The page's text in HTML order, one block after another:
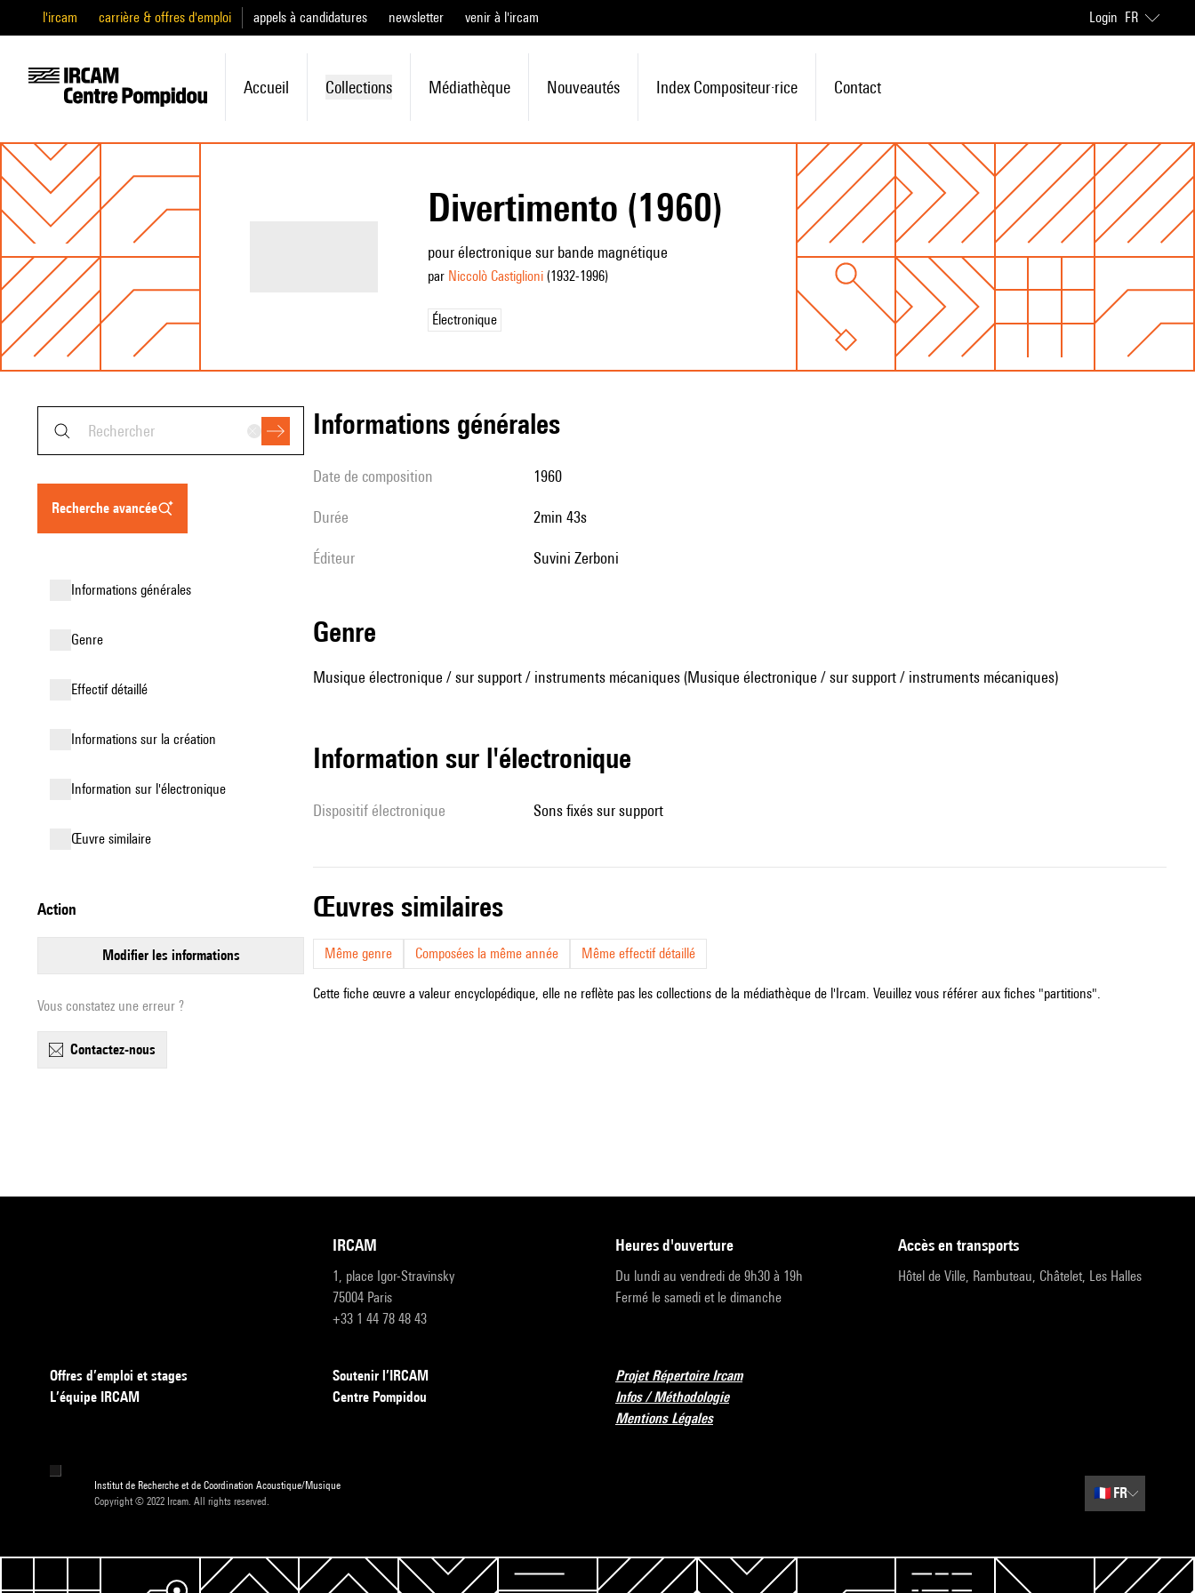
l'ircam carrière & offres d'emploi appels à candidatures newsletter venir à l'ircam Login FR
Accueil Collections Médiathèque Nouveautés Index Compositeur·rice Contact
Divertimento (1960)
pour électronique sur bande magnétique
par Niccolò Castiglioni(1932-1996)
Électronique
recherche avancée
informations générales
genre
effectif détaillé
informations sur la création
Information sur l'électronique
œuvre similaire
action
modifier les informations
Vous constatez une erreur ?
contactez-nous
informations générales
date de composition 1960
durée 2min 43s
éditeur Suvini Zerboni
genre
Musique électronique / sur support / instruments mécaniques (Musique électronique / sur support / instruments mécaniques)
Information sur l'électronique
Dispositif électronique sons fixés sur support
œuvres similaires
Même genre Composées la même année Même effectif détaillé
Cette fiche œuvre a valeur encyclopédique, elle ne reflète pas les collections de la médiathèque de l'Ircam. Veuillez vous référer aux fiches "partitions".
IRCAM
1, place Igor-Stravinsky
75004 Paris
+33 1 44 78 48 43
heures d'ouverture
Du lundi au vendredi de 9h30 à 19h
Fermé le samedi et le dimanche
accès en transports
Hôtel de Ville, Rambuteau, Châtelet, Les Halles
Offres d’emploi et stages
L’équipe IRCAM
Soutenir l’IRCAM
Centre Pompidou
Projet Répertoire Ircam
Infos / Méthodologie
Mentions Légales
Institut de Recherche et de Coordination Acoustique/Musique
Copyright © 2022 Ircam. All rights reserved.
🇫🇷 FR